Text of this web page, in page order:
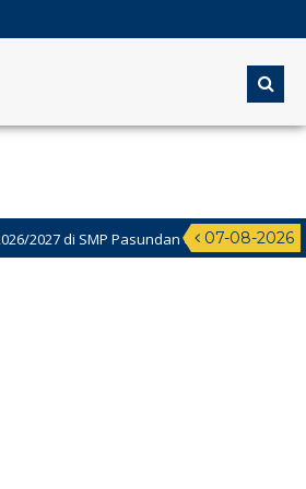
07-08-2026
2027 di SMP Pasundan 6